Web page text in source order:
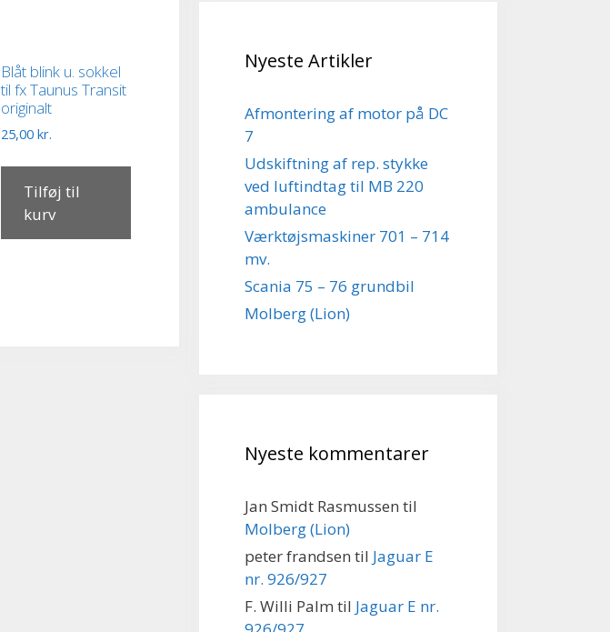
Blåt blink u. sokkel
til fx Taunus Transit
originalt
25,00kr.
Tilføj til
kurv
Nyeste Artikler
Afmontering af motor på DC
7
Udskiftning af rep. stykke
ved luftindtag til MB 220
ambulance
Værktøjsmaskiner 701 – 714
mv.
Scania 75 – 76 grundbil
Molberg (Lion)
Nyeste kommentarer
Jan Smidt Rasmussen til
Molberg (Lion)
peter frandsen til Jaguar E
nr. 926/927
F. Willi Palm til Jaguar E nr.